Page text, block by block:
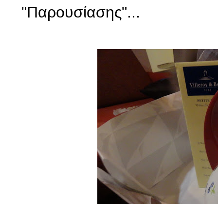
"Παρουσίασης"...